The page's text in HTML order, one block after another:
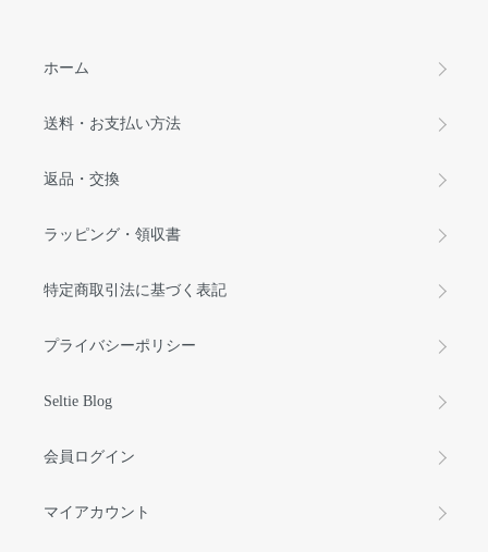
ホーム
送料・お支払い方法
返品・交換
ラッピング・領収書
特定商取引法に基づく表記
プライバシーポリシー
Seltie Blog
会員ログイン
マイアカウント